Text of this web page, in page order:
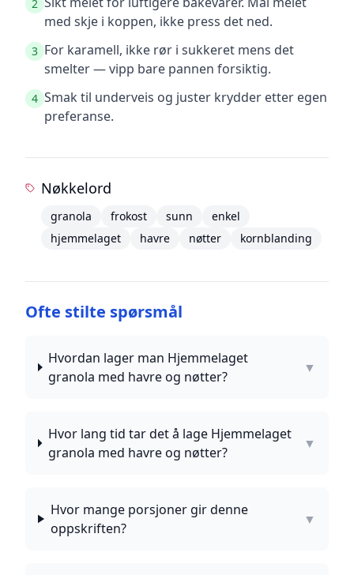
2
med skje i koppen, ikke press det ned.
3 For karamell, ikke rør i sukkeret mens det
smelter — vipp bare pannen forsiktig.
4 Smak til underveis og juster krydder etter egen
preferanse.
Nøkkelord
granola frokost sunn
enkel
hjemmelaget
havre nøtter kornblanding
Ofte stilte spørsmål
Hvordan lager man Hjemmelaget
granola med havre og nøtter?
▼
Hvor lang tid tar det å lage Hjemmelaget
granola med havre og nøtter?
▼
Hvor mange porsjoner gir denne
oppskriften?
▼